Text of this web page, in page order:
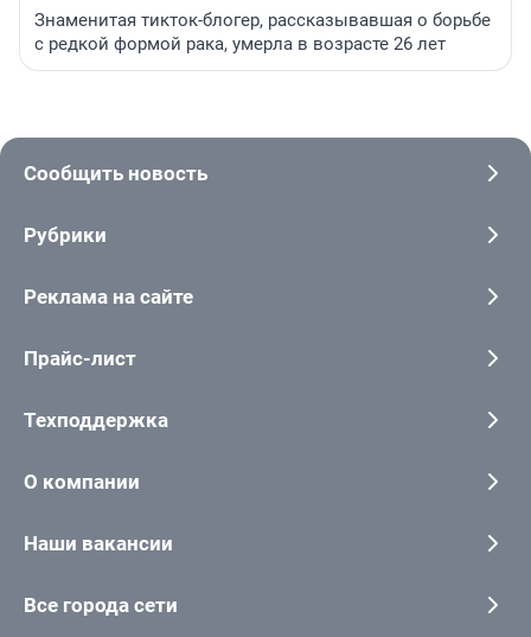
Знаменитая тикток-блогер, рассказывавшая о борьбе
с редкой формой рака, умерла в возрасте 26 лет
Сообщить новость
Рубрики
Реклама на сайте
Прайс-лист
Техподдержка
О компании
Наши вакансии
Все города сети